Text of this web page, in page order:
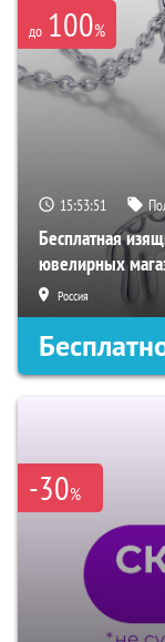
до 100%
15:53:50
Бесплатная
ювелирных
Россия
-30%